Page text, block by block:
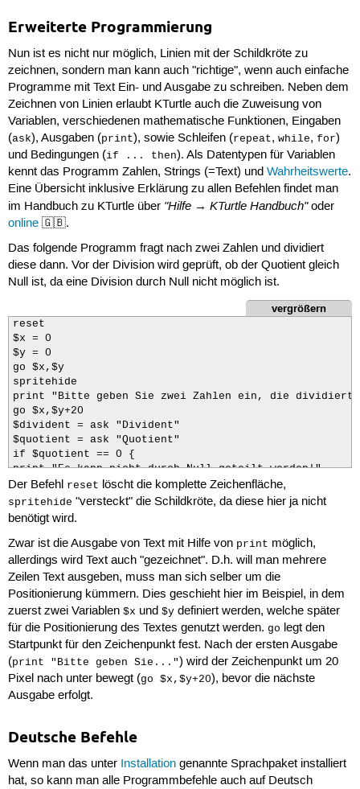
Erweiterte Programmierung
Nun ist es nicht nur möglich, Linien mit der Schildkröte zu
zeichnen, sondern man kann auch "richtige", wenn auch einfache
Programme mit Text Ein- und Ausgabe zu schreiben. Neben dem
Zeichnen von Linien erlaubt KTurtle auch die Zuweisung von
Variablen, verschiedenen mathematische Funktionen, Eingaben
(ask), Ausgaben (print), sowie Schleifen (repeat, while, for)
und Bedingungen (if ... then). Als Datentypen für Variablen
kennt das Programm Zahlen, Strings (=Text) und Wahrheitswerte.
Eine Übersicht inklusive Erklärung zu allen Befehlen findet man
im Handbuch zu KTurtle über "Hilfe → KTurtle Handbuch"oder
online🇬🇧.
Das folgende Programm fragt nach zwei Zahlen und dividiert
diese dann. Vor der Division wird geprüft, ob der Quotient gleich
Null ist, da eine Division durch Null nicht möglich ist.
vergrößern
reset
$x = 0
$y = 0
go $x,$y
spritehide
print "Bitte geben Sie zwei Zahlen ein, die dividiert
go $x,$y+20
$divident = ask "Divident"
$quotient = ask "Quotient"
if $quotient == 0 {
print "Es kann nicht durch Null geteilt werden!"
}
else
$ergebnis = $divident/$quotient
print "Das Ergebnis lautet: "+$ergebnis
}
Der Befehl reset löscht die komplette Zeichenfläche,
spritehide "versteckt" die Schildkröte, da diese hier ja nicht
benötigt wird.
Zwar ist die Ausgabe von Text mit Hilfe von print möglich,
allerdings wird Text auch "gezeichnet". D.h. will man mehrere
Zeilen Text ausgeben, muss man sich selber um die
Positionierung kümmern. Dies geschieht hier im Beispiel, in dem
zuerst zwei Variablen $x und $ydefiniert werden, welche später
für die Positionierung des Textes genutzt werden. go legt den
Startpunkt für den Zeichenpunkt fest. Nach der ersten Ausgabe
(print "Bitte geben Sie...") wird der Zeichenpunkt um 20
Pixel nach unter bewegt (go $x,$y+20), bevor die nächste
Ausgabe erfolgt.
Deutsche Befehle
Wenn man das unter Installationgenannte Sprachpaket installiert
hat, so kann man alle Programmbefehle auch auf Deutsch